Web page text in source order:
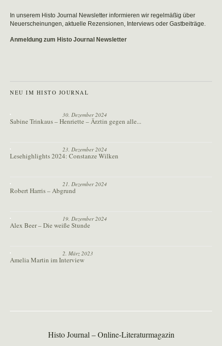
In unserem Histo Journal Newsletter informieren wir regelmäßig über
Neuerscheinungen, aktuelle Rezensionen, Interviews oder Gastbeiträge.
Anmeldung zum Histo Journal Newsletter
NEU IM HISTO JOURNAL
30. Dezember 2024
Sabine Trinkaus – Henriette – Ärztin gegen alle...
23. Dezember 2024
Lesehighlights 2024: Constanze Wilken
21. Dezember 2024
Robert Harris – Abgrund
19. Dezember 2024
Alex Beer – Die weiße Stunde
2. März 2023
Amelia Martin im Interview
Histo Journal – Online-Literaturmagazin